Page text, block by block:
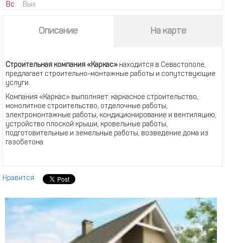
Вс
Вых
Описание На карте
Строительная компания «Каркас» находится в Севастополе,
предлагает строительно-монтажные работы и сопутствующие
услуги.
Компания «Каркас» выполняет: каркасное строительство,
монолитное строительство, отделочные работы,
электромонтажные работы, кондиционирование и вентиляцию,
устройство плоской крыши, кровельные работы,
подготовительные и земельные работы, возведение дома из
газобетона.
Нравится